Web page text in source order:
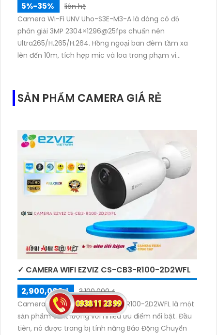
5%-35%
liên hệ
Camera Wi-Fi UNV Uho-S3E-M3-A là dòng có độ
phân giải 3MP 2304×1296@25fps chuẩn nén
Ultra265/H.265/H.264. Hồng ngoại ban đêm tầm xa
lên đến 10m, tích hợp mic và loa trong phạm vi
SẢN PHẨM CAMERA GIÁ RẺ
✓ CAMERA WIFI EZVIZ CS-CB3-R100-2D2WFL
2,900,000 ₫
3,100,000 ₫
Camera An Ninh IP Wifi CS-CB3-R100-2D2WFL là một
sản phẩm chất lượng với nhiều ưu điểm nổi bật. Đầu
tiên, nó được trang bị tính năng Báo Động Chuyển